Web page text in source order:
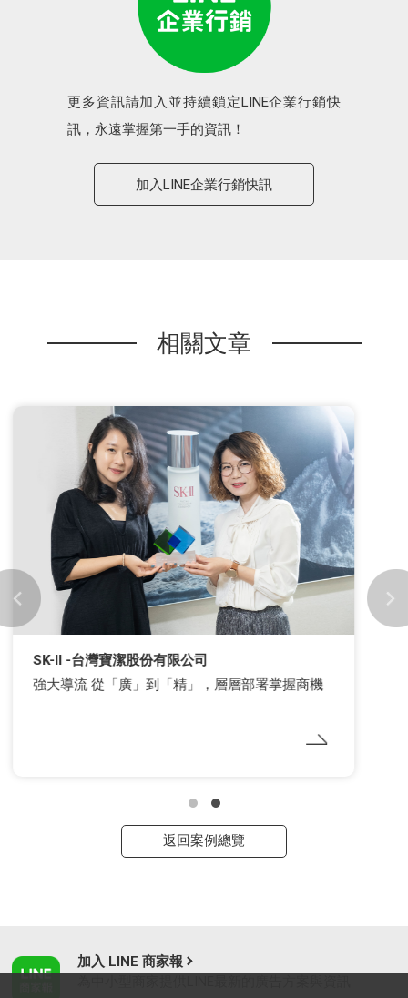
更多資訊請加入並持續鎖定LINE企業行銷快
訊，永遠掌握第一手的資訊！
加入LINE企業行銷快訊
相關文章
OB嚴選 -橘熊科技股份有限公司
女裝電商投放先鋒，找到對的受眾、在對的時間、
返回案例總覽
加入 LINE 商家報